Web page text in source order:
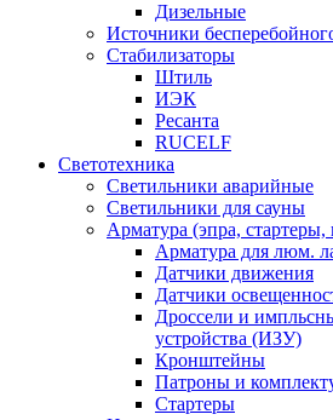
Дизельные
Источники
Стабилизаторы
Штиль
ИЭК
Ресанта
RUCELF
Светотехника
Светильники аварийные
Светильники для сауны
Арматура (эпра,
Арматура для люм.
Датчики движения
Датчики
Дроссели и
устройства (ИЗУ)
Кронштейны
Патроны и
Стартеры